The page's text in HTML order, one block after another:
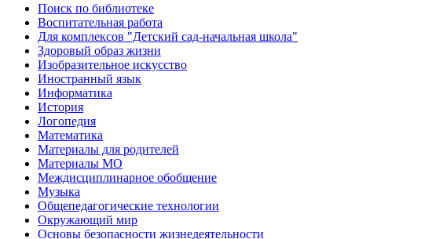
Поиск по библиотеке
Воспитательная работа
Для комплексов "Детский сад-начальная школа"
Здоровый образ жизни
Изобразительное искусство
Иностранный язык
Информатика
История
Логопедия
Математика
Материалы для родителей
Материалы МО
Междисциплинарное обобщение
Музыка
Общепедагогические технологии
Окружающий мир
Основы безопасности жизнедеятельности